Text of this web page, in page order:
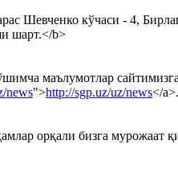
Шевченко кўчаси - 4,
шарт.</b>
маълумотлар
news">http://sgp.uz/uz/news</a>.
орқали бизга мурожаат